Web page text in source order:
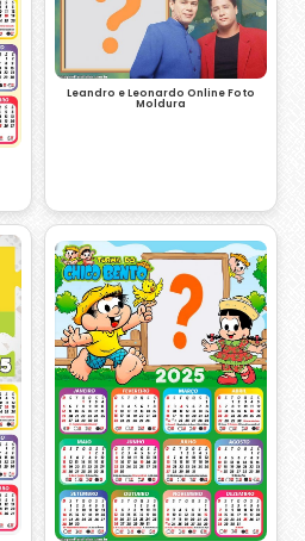
Leandro e Leonardo Online Foto
Moldura